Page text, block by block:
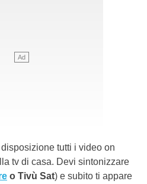
disposizione tutti i video on
tv di casa. Devi sintonizzare
o Tivù Sat) e subito ti appare